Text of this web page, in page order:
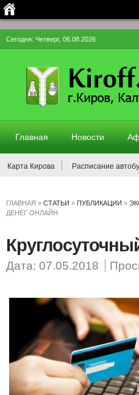
Сегодня: Четверг, 06.08.2026
Главная Новости
Карта Кирова Расписание
ГЛАВНАЯ » СТАТЬИ » ПУБЛИКАЦИИ »
ДЕНЕГ ОНЛАЙН
Дата: 07.05.2018